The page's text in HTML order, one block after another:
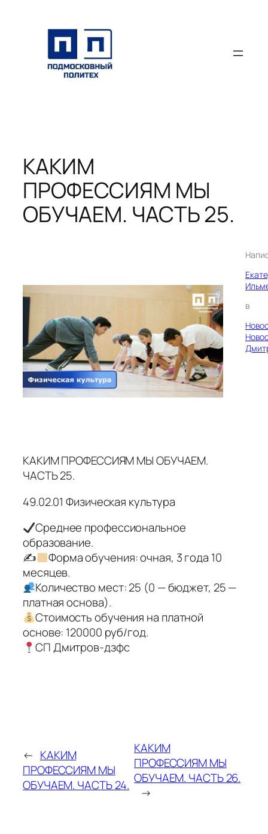
содержимому
КАКИМ
ПРОФЕССИЯМ МЫ
ОБУЧАЕМ. ЧАСТЬ 25.
в
КАКИМ ПРОФЕССИЯМ МЫ ОБУЧАЕМ.
ЧАСТЬ 25.
49.02.01 Физическая культура
Среднее профессиональное
образование.
✍
Форма обучения: очная, 3 года 10
месяцев.
Количество мест: 25 (0 — бюджет, 25 —
платная основа).
Стоимость обучения на платной
основе: 120000 руб/год.
СП Дмитров-дзфс
← КАКИМ
ПРОФЕССИЯМ МЫ
ОБУЧАЕМ. ЧАСТЬ 24.
КАКИМ
ПРОФЕССИЯМ МЫ
ОБУЧАЕМ. ЧАСТЬ 26.
→